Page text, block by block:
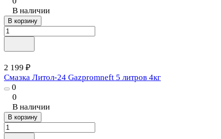
В наличии
В корзину
2 199 ₽
Смазка Литол-24 Gazpromneft 5 литров 4кг
0
0
В наличии
В корзину